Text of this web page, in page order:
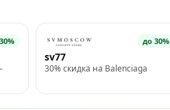
до 30%
sv77
30% скидка на Balenciaga